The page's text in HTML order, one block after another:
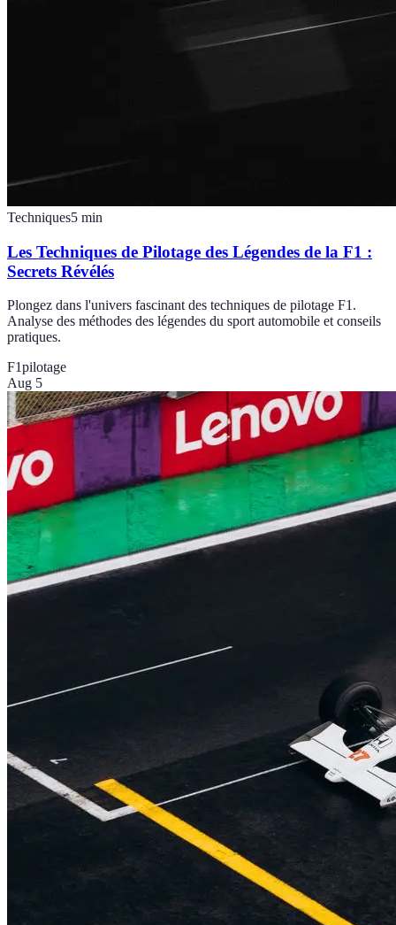
Techniques5 min
Les Techniques de Pilotage des Légendes de la F1 :
Secrets Révélés
Plongez dans l'univers fascinant des techniques de pilotage F1.
Analyse des méthodes des légendes du sport automobile et conseils
pratiques.
F1pilotage
Aug 5